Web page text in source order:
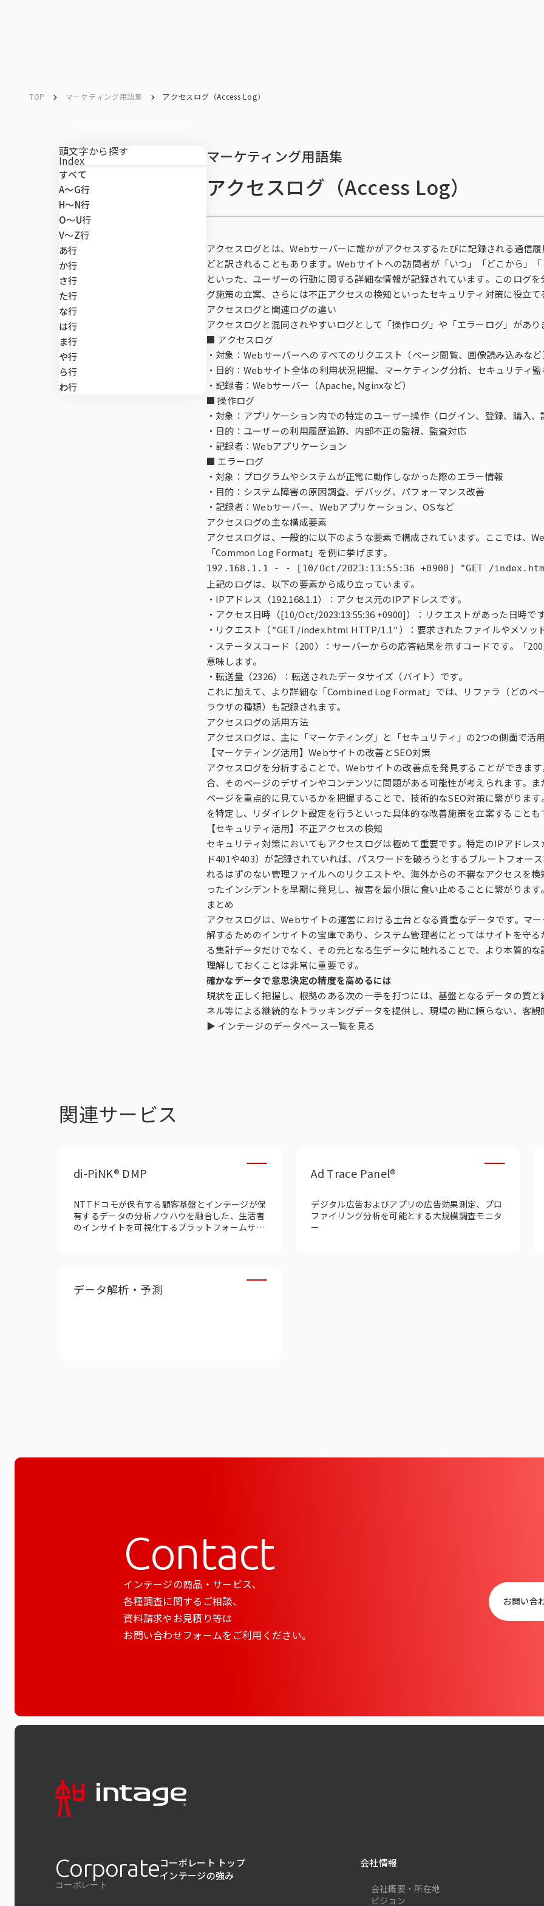
マーケティングリサーチ
データベース
データ解析・予測
マーケティング支援
マーケティングDX
課題から探す
マーケティングリサーチ一覧
ート調査）
行動観察
デプスインタビュー（DI） 会場調査（CLT）
郵送調査 来場者調査
Brand Impact Scope®
データベース一覧
SRI+®（全国小売店パネル調査） SCI®（全国消費者パネル調査）
SLI®（全国女性消費者パネル調査） Media Gauge®
位置情報サービス 海外パネル
Global Viewer 生活者360°Viewer
Car-kit®
UGO-kit®
ITG商品マスター（商品情報データ
全国CMマスタ
健食サプリ＋ヘルスケアフーズレポ
ート
データ解析・予測一覧
マーケティング・ミックス・モデリ
ング
コーホート分析
マーケティング支援一覧
di-SCHOP di-PiNK® DMP
テレビCMログ分析
マーケティングDX一覧
課題から探す
施策実行に関する課題
モニタリング／フォローに関する課
TOP マーケティング用語集 アクセスログ（Access Log）
頭文字から探す
Index
すべて
A〜G行
H〜N行
O〜U行
V～Z行
あ行
か行
さ行
た行
な行
は行
ま行
や行
ら行
わ行
マーケティング用語集
アクセスログ（Access Log）
アクセスログとは、Webサーバーに誰かがアクセスするたびに記録される通信
どと訳されることもあります。Webサイトへの訪問者が「いつ」「どこから」
といった、ユーザーの行動に関する詳細な情報が記録されています。このログ
グ施策の立案、さらには不正アクセスの検知といったセキュリティ対策に役立
アクセスログと関連ログの違い
アクセスログと混同されやすいログとして「操作ログ」や「エラーログ」があ
■ アクセスログ
・対象：Webサーバーへのすべてのリクエスト（ページ閲覧、画像読み込みな
・目的：Webサイト全体の利用状況把握、マーケティング分析、セキュリティ
・記録者：Webサーバー（Apache, Nginxなど）
■ 操作ログ
・対象：アプリケーション内での特定のユーザー操作（ログイン、登録、購入
・目的：ユーザーの利用履歴追跡、内部不正の監視、監査対応
・記録者：Webアプリケーション
■ エラーログ
・対象：プログラムやシステムが正常に動作しなかった際のエラー情報
・目的：システム障害の原因調査、デバッグ、パフォーマンス改善
・記録者：Webサーバー、Webアプリケーション、OSなど
アクセスログの主な構成要素
アクセスログは、一般的に以下のような要素で構成されています。ここでは、
「Common Log Format」を例に挙げます。
192.168.1.1 - - [10/Oct/2023:13:55:36 +0900] "GET /
上記のログは、以下の要素から成り立っています。
・IPアドレス（192.168.1.1）：アクセス元のIPアドレスです。
・アクセス日時（[10/Oct/2023:13:55:36 +0900]）：リクエストがあった日時で
・リクエスト（ "GET /index.html HTTP/1.1 " ）：要求されたファイルやメソッ
・ステータスコード（200）：サーバーからの応答結果を示すコードです。「
意味します。
・転送量（2326）：転送されたデータサイズ（バイト）です。
これに加えて、より詳細な「Combined Log Format」では、リファラ（どのペ
ラウザの種類）も記録されます。
アクセスログの活用方法
アクセスログは、主に「マーケティング」と「セキュリティ」の2つの側面で活
【マーケティング活用】Webサイトの改善とSEO対策
アクセスログを分析することで、Webサイトの改善点を発見することができま
合、そのページのデザインやコンテンツに問題がある可能性が考えられます。
ページを重点的に見ているかを把握することで、技術的なSEO対策に繋がりま
を特定し、リダイレクト設定を行うといった具体的な改善施策を立案することも
【セキュリティ活用】不正アクセスの検知
セキュリティ対策においてもアクセスログは極めて重要です。特定のIPアドレ
ド401や403）が記録されていれば、パスワードを破ろうとするブルートフォー
れるはずのない管理ファイルへのリクエストや、海外からの不審なアクセスを
ったインシデントを早期に発見し、被害を最小限に食い止めることに繋がります
まとめ
アクセスログは、Webサイトの運営における土台となる貴重なデータです。マ
解するためのインサイトの宝庫であり、システム管理者にとってはサイトを守
る集計データだけでなく、その元となる生データに触れることで、より本質的
理解しておくことは非常に重要です。
確かなデータで意思決定の精度を高めるには
現状を正しく把握し、根拠のある次の一手を打つには、基盤となるデータの質
ネル等による継続的なトラッキングデータを提供し、現場の勘に頼らない、客
▶ インテージのデータベース一覧を見る
関連サービス
di-PiNK® DMP
NTTドコモが保有する顧客基盤とインテージが保
有するデータの分析ノウハウ​を融合​した、生活者
のインサイトを可視化するプラットフォームサー
Ad Trace Panel®
デジタル広告およびアプリの広告効果測定、プロ
ファイリング分析を可能とする大規模調査モニタ
ー
データ解析・予測
Contact
インテージの商品・サービス、
各種調査に関するご相談、
資料請求やお見積り等は
お問い合わせフォームをご利用ください。
お問い合
Corporate
コーポレート
コーポレート トップ
インテージの強み
会社情報
会社概要・所在地
ビジョン